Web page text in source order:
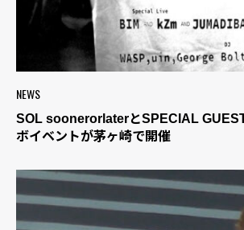
NEWS
SOL soonerorlaterとSPECIAL
ボイベントが茅ヶ崎で開催